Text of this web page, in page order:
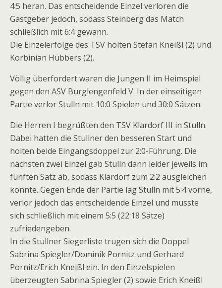
4:5 heran. Das entscheidende Einzel verloren die
Gastgeber jedoch, sodass Steinberg das Match
schließlich mit 6:4 gewann.
Die Einzelerfolge des TSV holten Stefan Kneißl (2) und
Korbinian Hübbers (2).
Völlig überfordert waren die Jungen II im Heimspiel
gegen den ASV Burglengenfeld V. In der einseitigen
Partie verlor Stulln mit 10:0 Spielen und 30:0 Sätzen.
Die Herren I begrüßten den TSV Klardorf III in Stulln.
Dabei hatten die Stullner den besseren Start und
holten beide Eingangsdoppel zur 2:0-Führung. Die
nächsten zwei Einzel gab Stulln dann leider jeweils im
fünften Satz ab, sodass Klardorf zum 2:2 ausgleichen
konnte. Gegen Ende der Partie lag Stulln mit 5:4 vorne,
verlor jedoch das entscheidende Einzel und musste
sich schließlich mit einem 5:5 (22:18 Sätze)
zufriedengeben.
In die Stullner Siegerliste trugen sich die Doppel
Sabrina Spiegler/Dominik Pornitz und Gerhard
Pornitz/Erich Kneißl ein. In den Einzelspielen
überzeugten Sabrina Spiegler (2) sowie Erich Kneißl